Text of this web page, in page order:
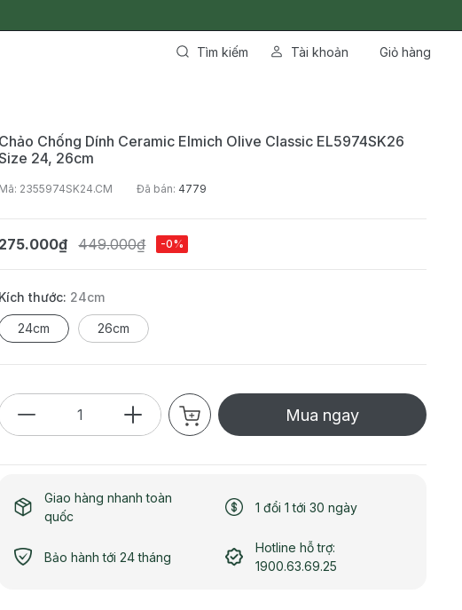
Tìm kiếm Tài khoản Giỏ hàng
Chảo Chống Dính Ceramic Elmich Olive Classic EL5974SK26
24, 26cm
Mã: 2355974SK24.CM Đã bán:4779
275.000₫ 449.000₫ -0%
Kích thước: 24cm
24cm 26cm
Mua ngay
Giao hàng nhanh toàn
quốc
1 đổi 1 tới 30 ngày
Bảo hành tới 24 tháng
Hotline hỗ trợ:
1900.63.69.25